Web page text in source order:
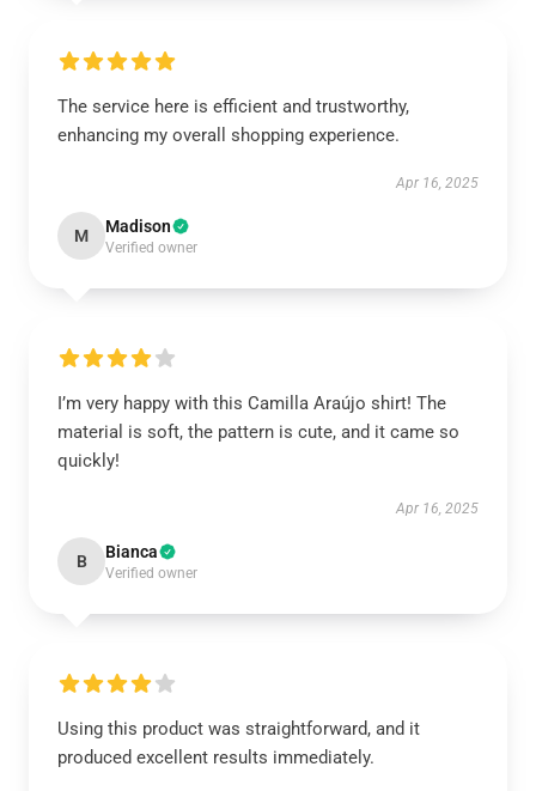
The service here is efficient and trustworthy,
enhancing my overall shopping experience.
Apr 16, 2025
M Madison
Verified owner
I’m very happy with this Camilla Araújo shirt! The
material is soft, the pattern is cute, and it came so
quickly!
Apr 16, 2025
B Bianca
Verified owner
Using this product was straightforward, and it
produced excellent results immediately.